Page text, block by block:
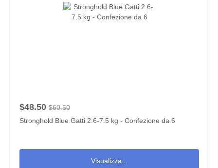
$48.50 $60.50
Stronghold Blue Gatti 2.6-7.5 kg - Confezione da 6
Visualizza...